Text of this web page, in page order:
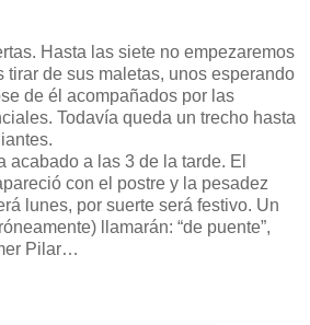
Hasta las siete no empezaremos
tirar de sus maletas, unos esperando
de él acompañados por las
Todavía queda un trecho hasta
acabado a las 3 de la tarde. El
con el postre y la pesadez
lunes, por suerte será festivo. Un
llamarán: “de puente”,
Pilar…